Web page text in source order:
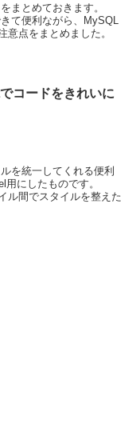
まとめておきます。
て便利ながら、MySQL
意点をまとめました。
コードをきれいに
を統一してくれる便利
にしたものです。
ル間でスタイルを整えた